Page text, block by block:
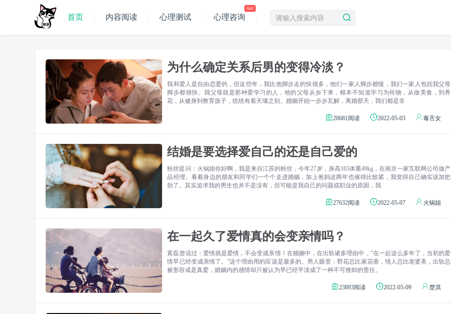
首页 内容阅读 心理测试 心理咨询
hot
为什么确定关系后男的变得冷淡？
我和爱人是自由恋爱的，但这些年，我比他脚步走的快很多，他们一家人脚步都慢，我们一家人包括我父母
脚步都很快。我父母就是那种爱学习的人，他的父母从乡下来，根本不知道学习为何物，从做美食，到养
花，从健身到教育孩子，统统有着天壤之别。婚姻开始一步步瓦解，离婚那天，我们都是非
毒舌女
2022-05-03
28681阅读
结婚是要选择爱自己的还是自己爱的
粉丝提问：火锅姐你好啊，我是来自江苏的粉丝，今年27岁，身高165体重49kg，在南京一家互联网公司做产
品经理。看着身边的朋友和同学们一个个走进婚姻，加上爸妈这两年也催得比较紧，我觉得自己确实该加把
劲了。其实追求我的男生也并不是没有，但可能是我自己的问题或职业的原因，我
火锅姐
2022-05-07
27632阅读
在一起久了爱情真的会变亲情吗？
黄磊曾说过：爱情就是爱情，不会变成亲情！在婚姻中，在出轨诸多理由中，“在一起这么多年了，当初的爱
情早已经变成亲情了。”这个理由用的应该是最多的。男人眼里：野花总比家花香，情人总比老婆美，出轨总
被形容成是真爱，婚姻内的感情却只被认为早已经平淡成了一种不可推卸的责任。
楚淇
2022-05-09
23893阅读